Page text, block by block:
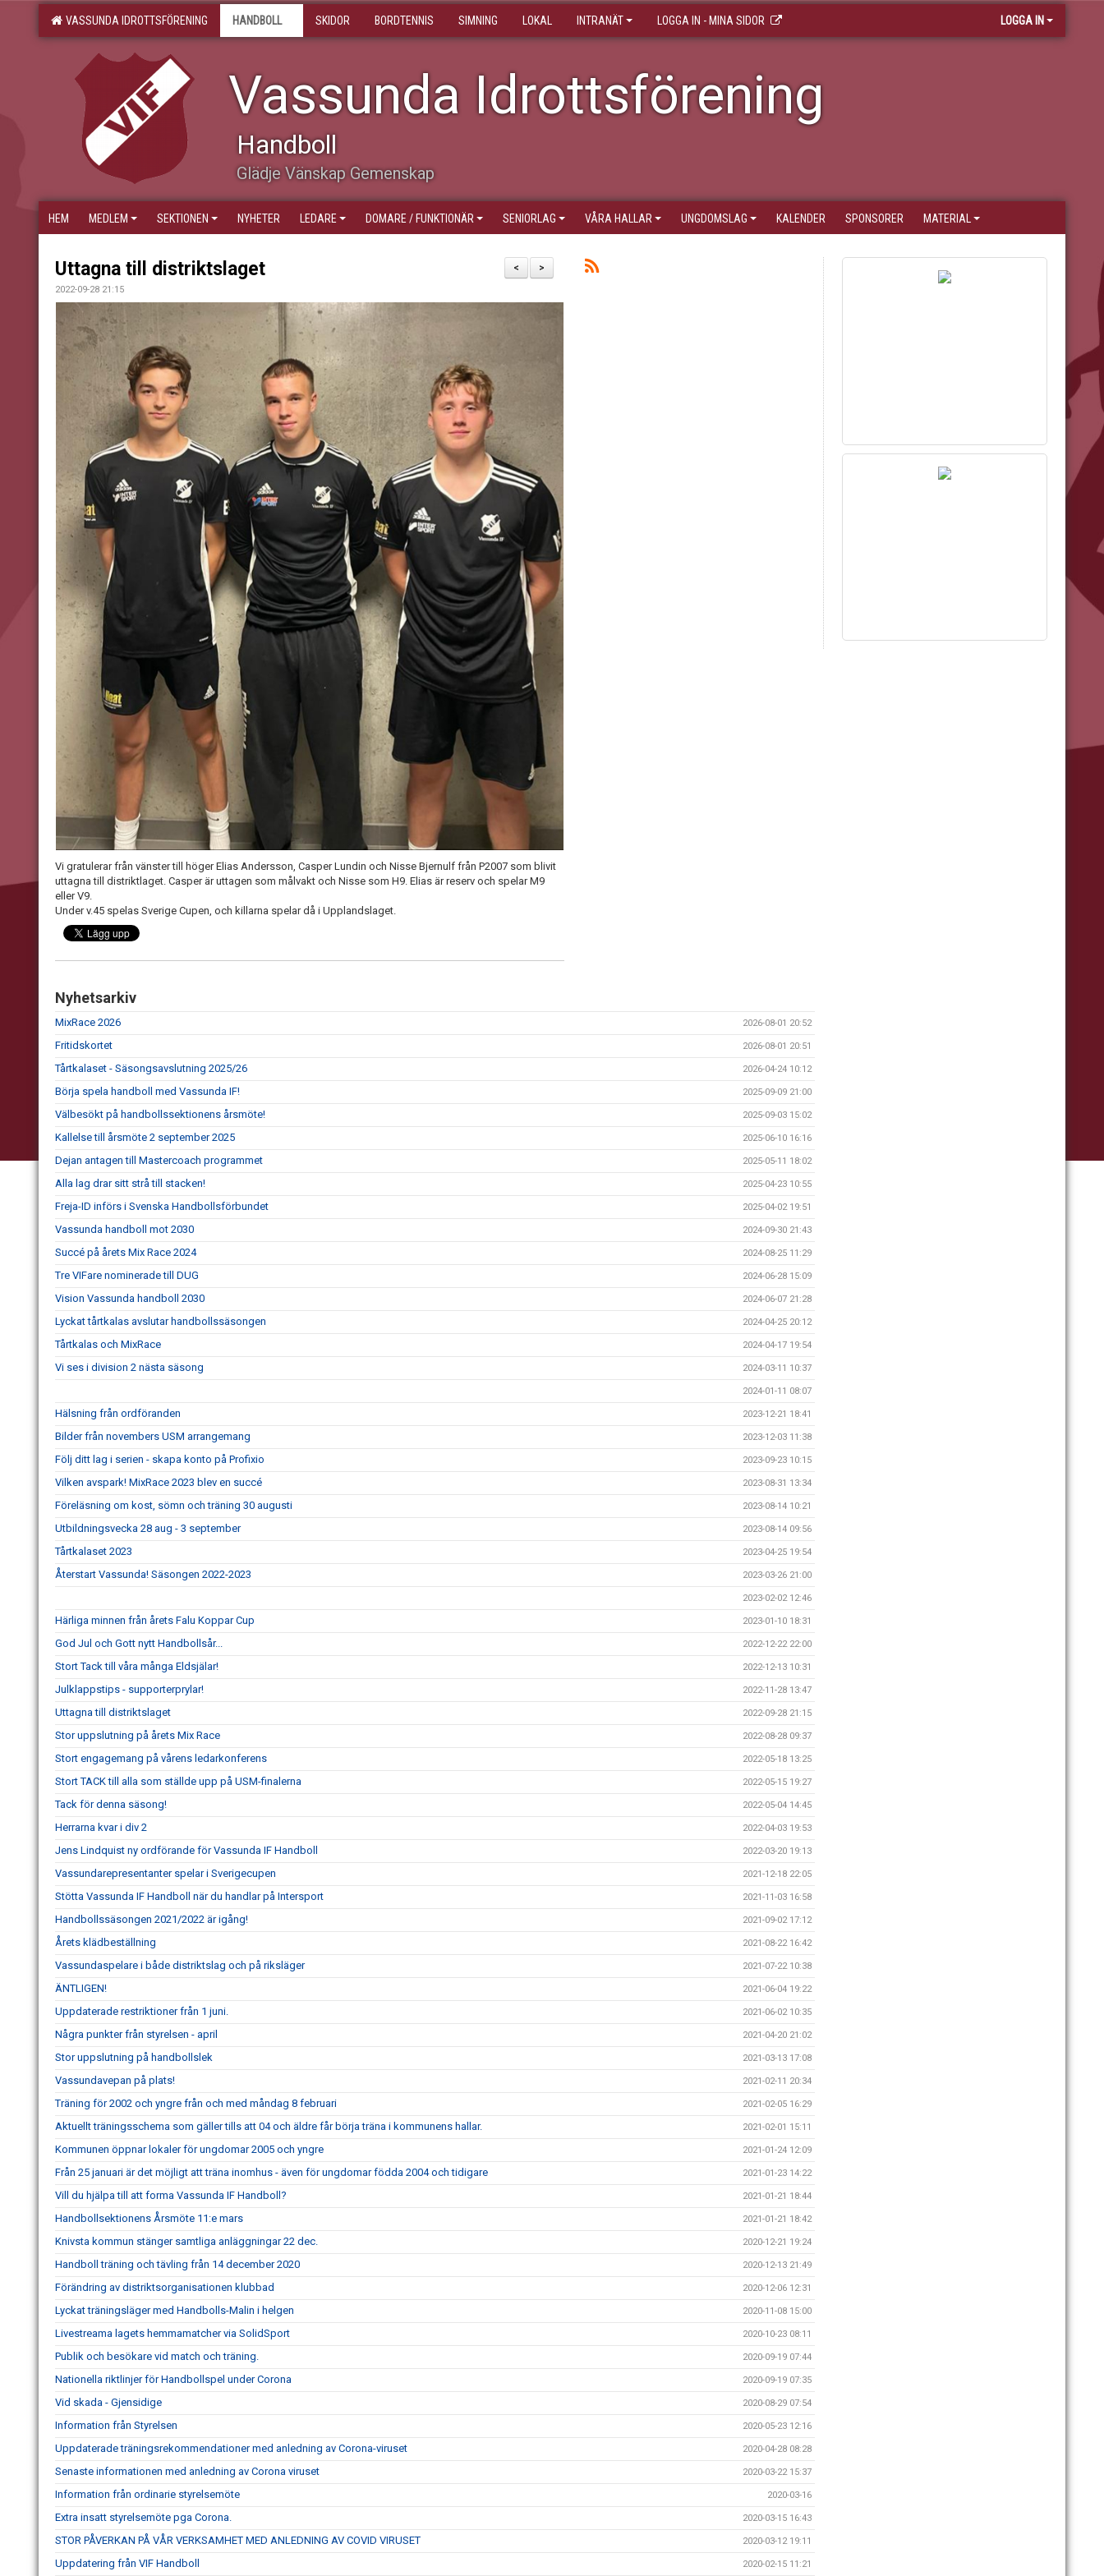
VASSUNDA IDROTTSFÖRENING HANDBOLL SKIDOR BORDTENNIS SIMNING LOKAL INTRANÄT LOGGA IN - MINA SIDOR LOGGA IN
Vassunda Idrottsförening
Handboll
Glädje Vänskap Gemenskap
HEM MEDLEM SEKTIONEN NYHETER LEDARE DOMARE / FUNKTIONÄR SENIORLAG VÅRA HALLAR UNGDOMSLAG KALENDER SPONSORER MATERIAL
>
<
Uttagna till distriktslaget
2022-09-28 21:15
Vi gratulerar från vänster till höger Elias Andersson, Casper Lundin och Nisse Bjernulf från P2007 som blivit
uttagna till distriktlaget. Casper är uttagen som målvakt och Nisse som H9. Elias är reserv och spelar M9
eller V9.
Under v.45 spelas Sverige Cupen, och killarna spelar då i Upplandslaget.
Nyhetsarkiv
MixRace 2026 2026-08-01 20:52
Fritidskortet 2026-08-01 20:51
Tårtkalaset - Säsongsavslutning 2025/26 2026-04-24 10:12
Börja spela handboll med Vassunda IF! 2025-09-09 21:00
Välbesökt på handbollssektionens årsmöte! 2025-09-03 15:02
Kallelse till årsmöte 2 september 2025 2025-06-10 16:16
Dejan antagen till Mastercoach programmet 2025-05-11 18:02
Alla lag drar sitt strå till stacken! 2025-04-23 10:55
Freja-ID införs i Svenska Handbollsförbundet 2025-04-02 19:51
Vassunda handboll mot 2030 2024-09-30 21:43
Succé på årets Mix Race 2024 2024-08-25 11:29
Tre VIFare nominerade till DUG 2024-06-28 15:09
Vision Vassunda handboll 2030 2024-06-07 21:28
Lyckat tårtkalas avslutar handbollssäsongen 2024-04-25 20:12
Tårtkalas och MixRace 2024-04-17 19:54
Vi ses i division 2 nästa säsong 2024-03-11 10:37
2024-01-11 08:07
Hälsning från ordföranden 2023-12-21 18:41
Bilder från novembers USM arrangemang 2023-12-03 11:38
Följ ditt lag i serien - skapa konto på Profixio 2023-09-23 10:15
Vilken avspark! MixRace 2023 blev en succé 2023-08-31 13:34
Föreläsning om kost, sömn och träning 30 augusti 2023-08-14 10:21
Utbildningsvecka 28 aug - 3 september 2023-08-14 09:56
Tårtkalaset 2023 2023-04-25 19:54
Återstart Vassunda! Säsongen 2022-2023 2023-03-26 21:00
2023-02-02 12:46
Härliga minnen från årets Falu Koppar Cup 2023-01-10 18:31
God Jul och Gott nytt Handbollsår... 2022-12-22 22:00
Stort Tack till våra många Eldsjälar! 2022-12-13 10:31
Julklappstips - supporterprylar! 2022-11-28 13:47
Uttagna till distriktslaget 2022-09-28 21:15
Stor uppslutning på årets Mix Race 2022-08-28 09:37
Stort engagemang på vårens ledarkonferens 2022-05-18 13:25
Stort TACK till alla som ställde upp på USM-finalerna 2022-05-15 19:27
Tack för denna säsong! 2022-05-04 14:45
Herrarna kvar i div 2 2022-04-03 19:53
Jens Lindquist ny ordförande för Vassunda IF Handboll 2022-03-20 19:13
Vassundarepresentanter spelar i Sverigecupen 2021-12-18 22:05
Stötta Vassunda IF Handboll när du handlar på Intersport 2021-11-03 16:58
Handbollssäsongen 2021/2022 är igång! 2021-09-02 17:12
Årets klädbeställning 2021-08-22 16:42
Vassundaspelare i både distriktslag och på riksläger 2021-07-22 10:38
ÄNTLIGEN! 2021-06-04 19:22
Uppdaterade restriktioner från 1 juni. 2021-06-02 10:35
Några punkter från styrelsen - april 2021-04-20 21:02
Stor uppslutning på handbollslek 2021-03-13 17:08
Vassundavepan på plats! 2021-02-11 20:34
Träning för 2002 och yngre från och med måndag 8 februari 2021-02-05 16:29
Aktuellt träningsschema som gäller tills att 04 och äldre får börja träna i kommunens hallar. 2021-02-01 15:11
Kommunen öppnar lokaler för ungdomar 2005 och yngre 2021-01-24 12:09
Från 25 januari är det möjligt att träna inomhus - även för ungdomar födda 2004 och tidigare 2021-01-23 14:22
Vill du hjälpa till att forma Vassunda IF Handboll? 2021-01-21 18:44
Handbollsektionens Årsmöte 11:e mars 2021-01-21 18:42
Knivsta kommun stänger samtliga anläggningar 22 dec. 2020-12-21 19:24
Handboll träning och tävling från 14 december 2020 2020-12-13 21:49
Förändring av distriktsorganisationen klubbad 2020-12-06 12:31
Lyckat träningsläger med Handbolls-Malin i helgen 2020-11-08 15:00
Livestreama lagets hemmamatcher via SolidSport 2020-10-23 08:11
Publik och besökare vid match och träning. 2020-09-19 07:44
Nationella riktlinjer för Handbollspel under Corona 2020-09-19 07:35
Vid skada - Gjensidige 2020-08-29 07:54
Information från Styrelsen 2020-05-23 12:16
Uppdaterade träningsrekommendationer med anledning av Corona-viruset 2020-04-28 08:28
Senaste informationen med anledning av Corona viruset 2020-03-22 15:37
Information från ordinarie styrelsemöte 2020-03-16
Extra insatt styrelsemöte pga Corona. 2020-03-15 16:43
STOR PÅVERKAN PÅ VÅR VERKSAMHET MED ANLEDNING AV COVID VIRUSET 2020-03-12 19:11
Uppdatering från VIF Handboll 2020-02-15 11:21